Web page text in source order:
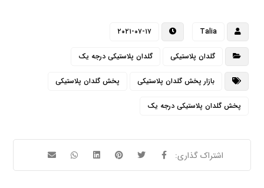
Talia ۲۰۲۱-۰۷-۱۷
گلدان پلاستیکی گلدان پلاستیکی درجه یک
بازار پخش گلدان پلاستیکی پخش گلدان پلاستیکی
پخش گلدان پلاستیکی درجه یک